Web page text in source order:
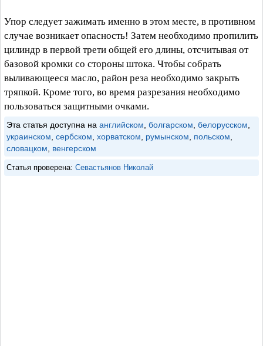
Упор следует зажимать именно в этом месте, в противном
случае возникает опасность! Затем необходимо пропилить
цилиндр в первой трети общей его длины, отсчитывая от
базовой кромки со стороны штока. Чтобы собрать
выливающееся масло, район реза необходимо закрыть
тряпкой. Кроме того, во время разрезания необходимо
пользоваться защитными очками.
Эта статья доступна на английском болгарском белорусском
украинском сербском хорватском румынском польском
словацком
венгерском
Статья проверена: Севастьянов Николай